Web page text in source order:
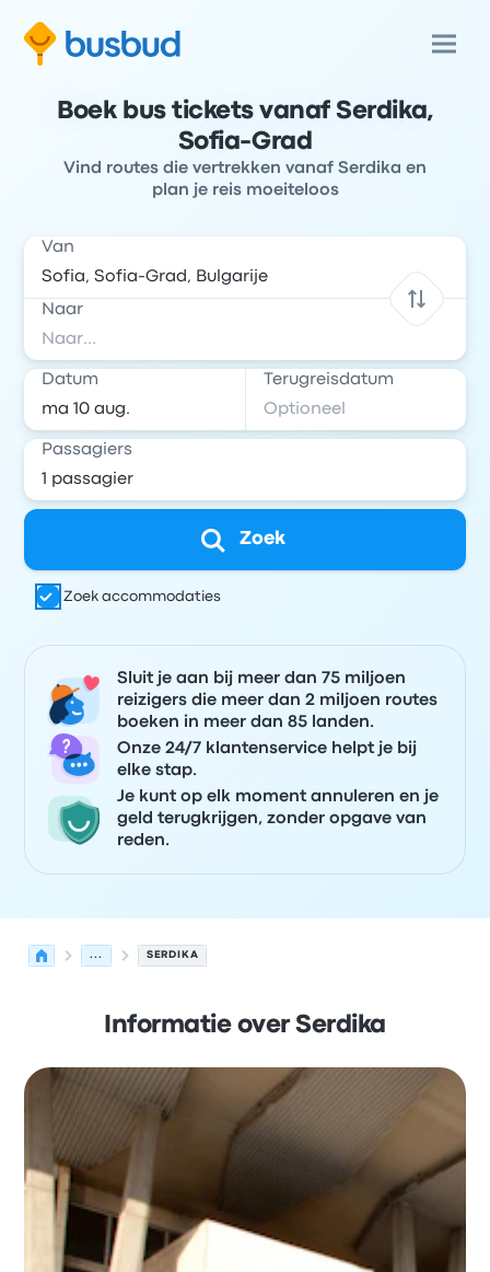
Boek bus tickets vanaf Serdika,
Sofia-Grad
Vind routes die vertrekken vanaf Serdika en
plan je reis moeiteloos
Van
Naar
Datum Terugreisdatum
Passagiers
Zoek
Zoek accommodaties
Sluit je aan bij meer dan 75 miljoen
reizigers die meer dan 2 miljoen routes
boeken in meer dan 85 landen.
Onze 24/7 klantenservice helpt je bij
elke stap.
Je kunt op elk moment annuleren en je
geld terugkrijgen, zonder opgave van
reden.
... SERDIKA
Informatie over Serdika